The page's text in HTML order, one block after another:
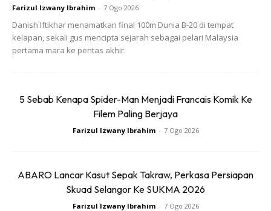
Kira-kira 3 minit selepas itu, anda boleh mula sapukan krim
halus dan lembut agar kulit wajah anda lebih selesa dan
boleh elak wajah tercalar. Pilihlah krim pencukur yang
mengandungi minyak dan kandungan formulasi sesuai
Farizul Izwany Ibrahim - 7 Ogo 2026
Danish Iftikhar menamatkan final 100m Dunia B-20 di tempat
kelapan, sekali gus mencipta sejarah sebagai pelari Malaysia
pertama mara ke pentas akhir.
5 Sebab Kenapa Spider-Man Menjadi Francais Komik Ke
Filem Paling Berjaya
Farizul Izwany Ibrahim - 7 Ogo 2026
ABARO Lancar Kasut Sepak Takraw, Perkasa Persiapan
Skuad Selangor Ke SUKMA 2026
Farizul Izwany Ibrahim - 7 Ogo 2026